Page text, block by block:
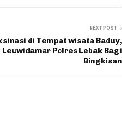
NEXT POST
di Tempat wisata Baduy,
Leuwidamar Polres Lebak Bagi
Bingkisan